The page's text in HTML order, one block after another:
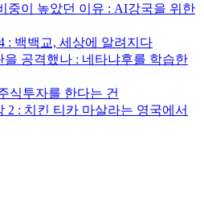
중이 높았던 이유 : AI강국을 위한
: 백백교, 세상에 알려지다
공격했나 : 네타냐후를 학습한
식투자를 한다는 건
2 : 치킨 티카 마살라는 영국에서